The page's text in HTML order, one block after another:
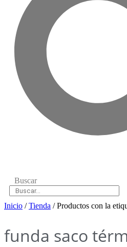
Buscar
Inicio /Tienda / Productos con la
funda saco